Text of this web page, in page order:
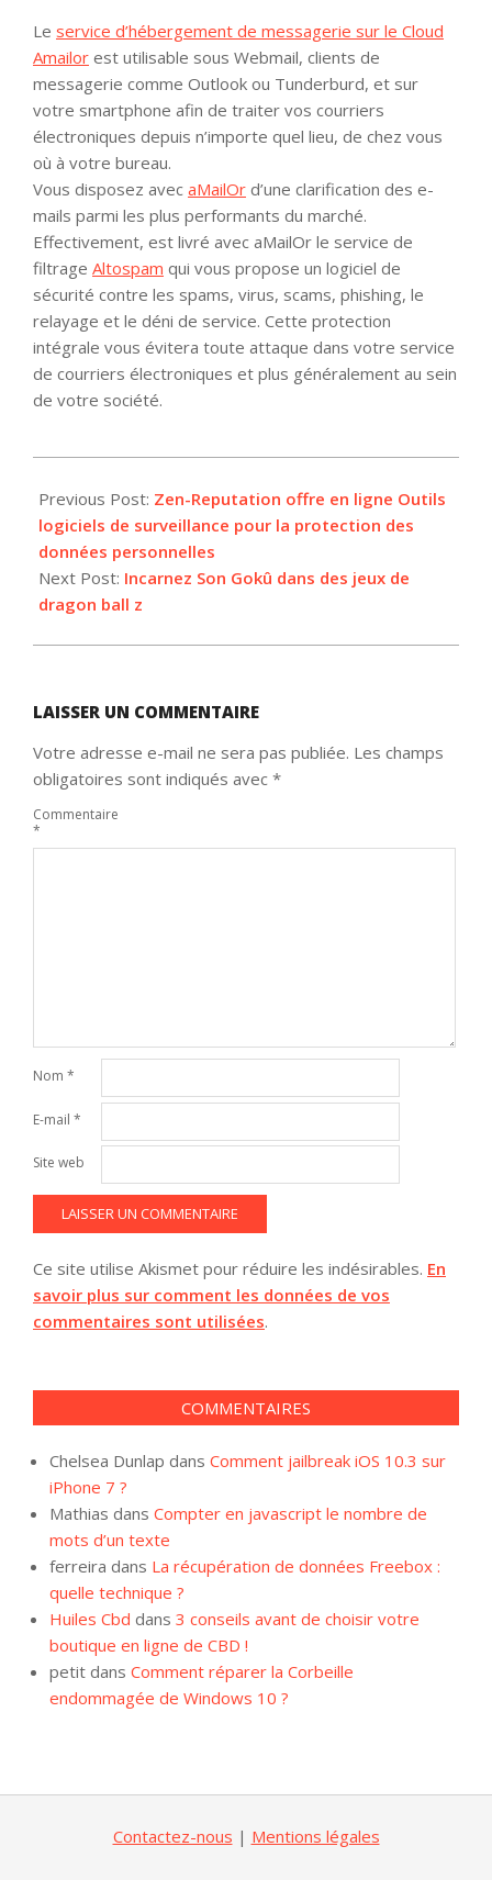
Le service d’hébergement de messagerie sur le Cloud
Amailor est utilisable sous Webmail, clients de
messagerie comme Outlook ou Tunderburd, et sur
votre smartphone afin de traiter vos courriers
électroniques depuis n’importe quel lieu, de chez vous
où à votre bureau.
Vous disposez avec aMailOr d’une clarification des e-
mails parmi les plus performants du marché.
Effectivement, est livré avec aMailOr le service de
filtrage Altospam qui vous propose un logiciel de
sécurité contre les spams, virus, scams, phishing, le
relayage et le déni de service. Cette protection
intégrale vous évitera toute attaque dans votre service
de courriers électroniques et plus généralement au sein
de votre société.
01-
16
Previous Post: Zen-Reputation offre en ligne Outils
logiciels de surveillance pour la protection des
données personnelles
Next Post: Incarnez Son Gokû dans des jeux de
dragon ball z
LAISSER UN COMMENTAIRE
Votre adresse e-mail ne sera pas publiée. Les champs
obligatoires sont indiqués avec *
Commentaire
*
Nom *
E-mail *
Site web
Ce site utilise Akismet pour réduire les indésirables. En
savoir plus sur comment les données de vos
commentaires sont utilisées.
COMMENTAIRES
Chelsea Dunlap dans Comment jailbreak iOS 10.3 sur
iPhone 7 ?
Mathias dans Compter en javascript le nombre de
mots d’un texte
ferreira dans La récupération de données Freebox :
quelle technique ?
Huiles Cbd dans 3 conseils avant de choisir votre
boutique en ligne de CBD !
petit dans Comment réparer la Corbeille
endommagée de Windows 10 ?
Contactez-nous | Mentions légales